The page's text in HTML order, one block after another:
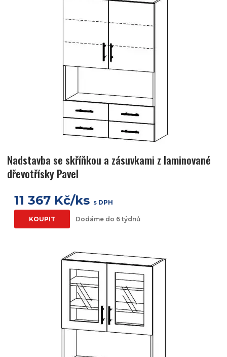
Nadstavba se skříňkou a zásuvkami z laminované
dřevotřísky Pavel
11 367 Kč/ks s DPH
KOUPIT Dodáme do 6 týdnů